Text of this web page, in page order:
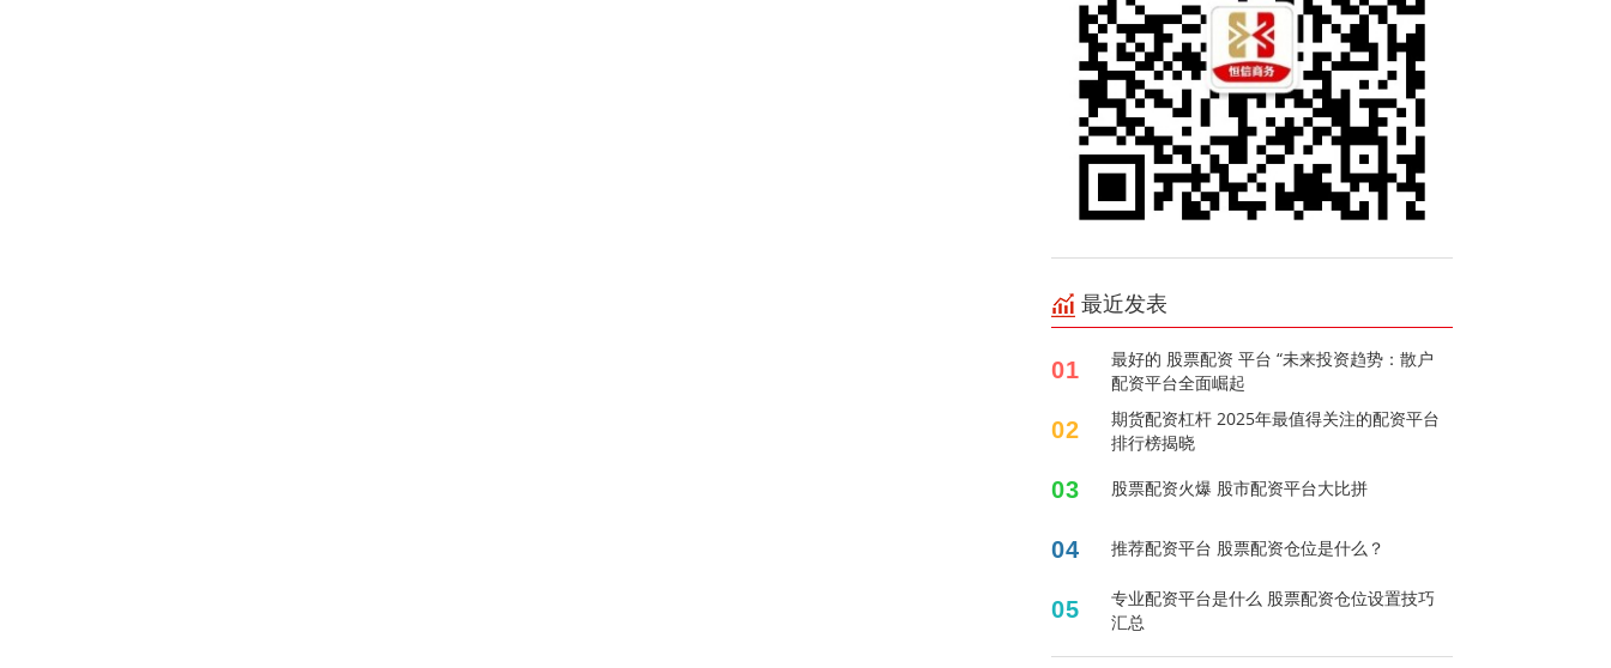
最近发表
01
最好的 股票配资 平台 “未来投资趋势：散户
配资平台全面崛起
02
期货配资杠杆 2025年最值得关注的配资平台
排行榜揭晓
03 股票配资火爆 股市配资平台大比拼
04 推荐配资平台 股票配资仓位是什么？
05
专业配资平台是什么 股票配资仓位设置技巧
汇总